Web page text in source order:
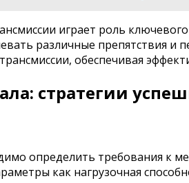
играет роль
различные препятствия и
обеспечивая
стратегии
определить требования к
как нагрузочная